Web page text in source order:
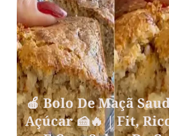
🍎 Bolo De Maçã
Açúcar 🍰🔥 | Fit,